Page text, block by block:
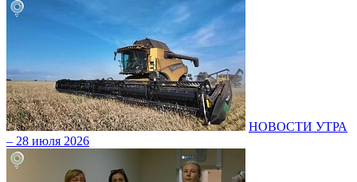
НОВОСТИ УТРА
– 28 июля 2026